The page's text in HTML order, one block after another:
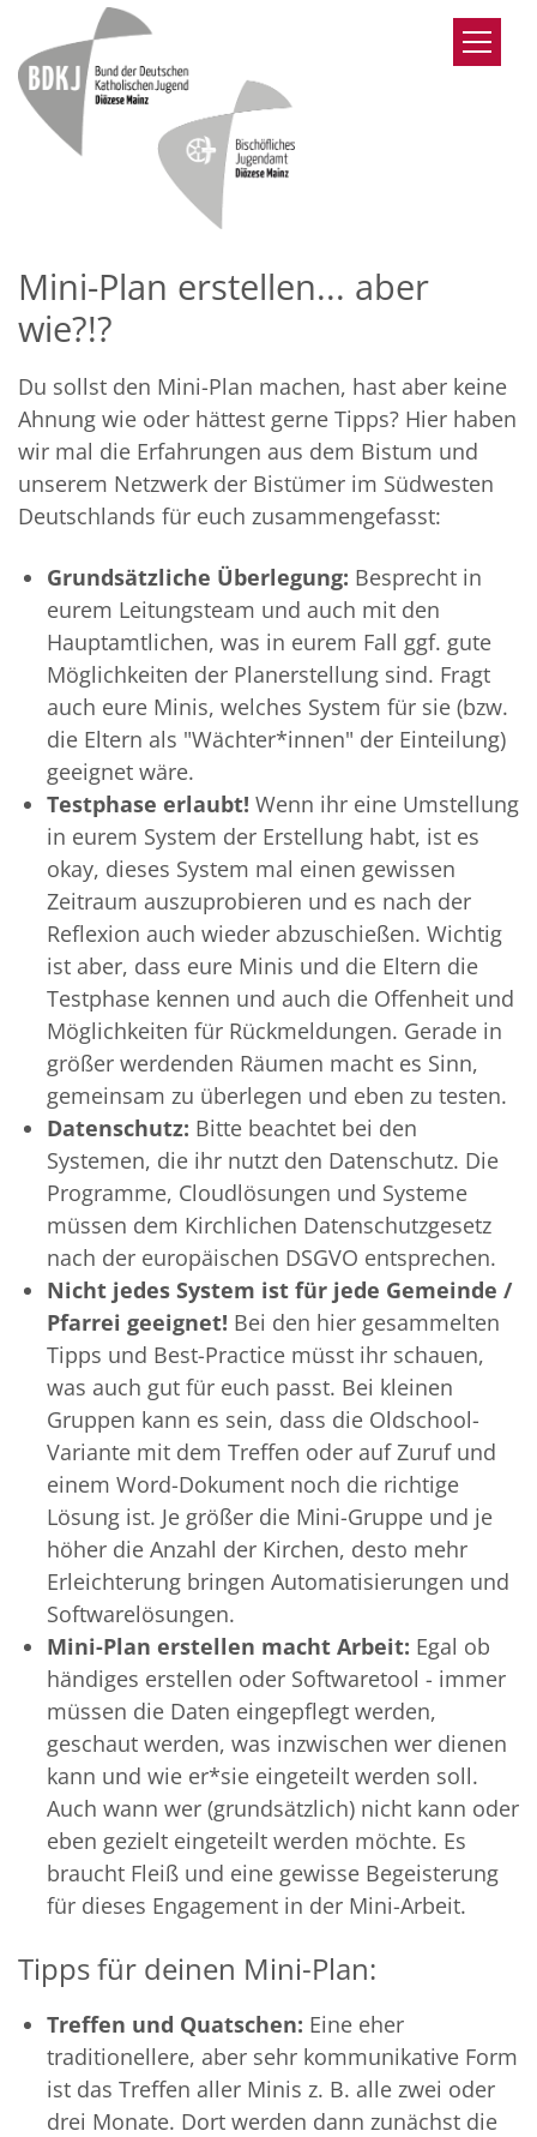
Zum Inhalt springen
Mini-Plan erstellen... aber
wie?!?
Du sollst den Mini-Plan machen, hast aber keine
Ahnung wie oder hättest gerne Tipps? Hier haben
wir mal die Erfahrungen aus dem Bistum und
unserem Netzwerk der Bistümer im Südwesten
Deutschlands für euch zusammengefasst:
Grundsätzliche Überlegung: Besprecht in
eurem Leitungsteam und auch mit den
Hauptamtlichen, was in eurem Fall ggf. gute
Möglichkeiten der Planerstellung sind. Fragt
auch eure Minis, welches System für sie (bzw.
die Eltern als "Wächter*innen" der Einteilung)
geeignet wäre.
Testphase erlaubt! Wenn ihr eine Umstellung
in eurem System der Erstellung habt, ist es
okay, dieses System mal einen gewissen
Zeitraum auszuprobieren und es nach der
Reflexion auch wieder abzuschießen. Wichtig
ist aber, dass eure Minis und die Eltern die
Testphase kennen und auch die Offenheit und
Möglichkeiten für Rückmeldungen. Gerade in
größer werdenden Räumen macht es Sinn,
gemeinsam zu überlegen und eben zu testen.
Datenschutz: Bitte beachtet bei den
Systemen, die ihr nutzt den Datenschutz. Die
Programme, Cloudlösungen und Systeme
müssen dem Kirchlichen Datenschutzgesetz
nach der europäischen DSGVO entsprechen.
Nicht jedes System ist für jede Gemeinde /
Pfarrei geeignet! Bei den hier gesammelten
Tipps und Best-Practice müsst ihr schauen,
was auch gut für euch passt. Bei kleinen
Gruppen kann es sein, dass die Oldschool-
Variante mit dem Treffen oder auf Zuruf und
einem Word-Dokument noch die richtige
Lösung ist. Je größer die Mini-Gruppe und je
höher die Anzahl der Kirchen, desto mehr
Erleichterung bringen Automatisierungen und
Softwarelösungen.
Mini-Plan erstellen macht Arbeit: Egal ob
händiges erstellen oder Softwaretool - immer
müssen die Daten eingepflegt werden,
geschaut werden, was inzwischen wer dienen
kann und wie er*sie eingeteilt werden soll.
Auch wann wer (grundsätzlich) nicht kann oder
eben gezielt eingeteilt werden möchte. Es
braucht Fleiß und eine gewisse Begeisterung
für dieses Engagement in der Mini-Arbeit.
Tipps für deinen Mini-Plan:
Treffen und Quatschen: Eine eher
traditionellere, aber sehr kommunikative Form
ist das Treffen aller Minis z. B. alle zwei oder
drei Monate. Dort werden dann zunächst die